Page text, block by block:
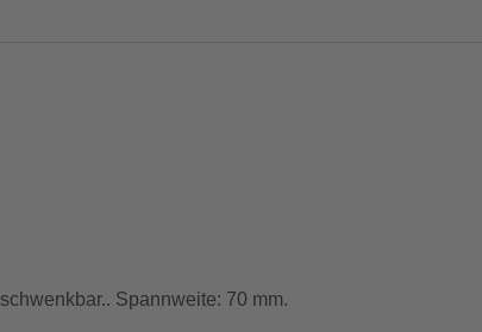
Spannweite: 70 mm.